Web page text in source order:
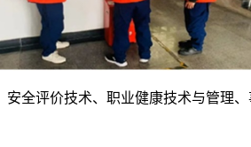
全评价技术、职业健康技术与管理、